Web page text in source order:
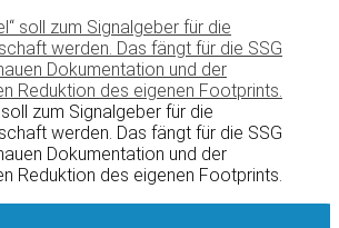
soll zum Signalgeber für die
werden. Das fängt für die SSG
Dokumentation und der
Reduktion des eigenen Footprints.